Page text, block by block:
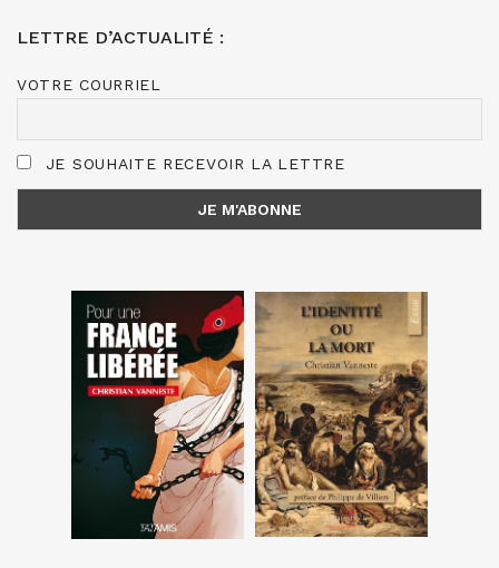
LETTRE D’ACTUALITÉ :
VOTRE COURRIEL
JE SOUHAITE RECEVOIR LA LETTRE